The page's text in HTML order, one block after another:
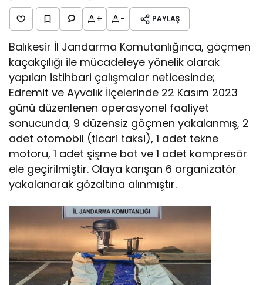
+ - PAYLAŞ
Balıkesir İl Jandarma Komutanlığınca, göçmen
kaçakçılığı ile mücadeleye yönelik olarak
yapılan istihbari çalışmalar neticesinde;
Edremit ve Ayvalık İlçelerinde 22 Kasım 2023
günü düzenlenen operasyonel faaliyet
sonucunda, 9 düzensiz göçmen yakalanmış, 2
adet otomobil (ticari taksi), 1 adet tekne
motoru, 1 adet şişme bot ve 1 adet kompresör
ele geçirilmiştir. Olaya karışan 6 organizatör
yakalanarak gözaltına alınmıştır.